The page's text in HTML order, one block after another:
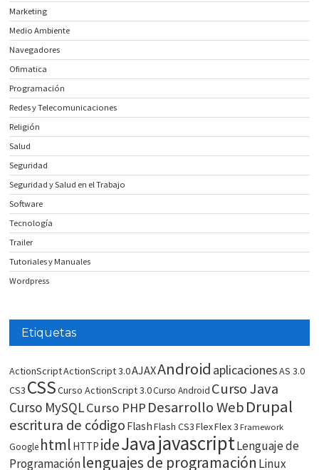
Marketing
Medio Ambiente
Navegadores
Ofimatica
Programación
Redes y Telecomunicaciones
Religión
Salud
Seguridad
Seguridad y Salud en el Trabajo
Software
Tecnología
Trailer
Tutoriales y Manuales
Wordpress
Etiquetas
ActionScriptActionScript 3.0AJAXAndroid aplicacionesAS 3.0
CS3 CSSCurso ActionScript 3.0Curso Android Curso Java
Curso MySQLCurso PHP Desarrollo WebDrupal
escritura de código FlashFlash CS3FlexFlex 3 Framework
Google html HTTP ideJavajavascriptLenguaje de
Programaciónlenguajes de programación Linux